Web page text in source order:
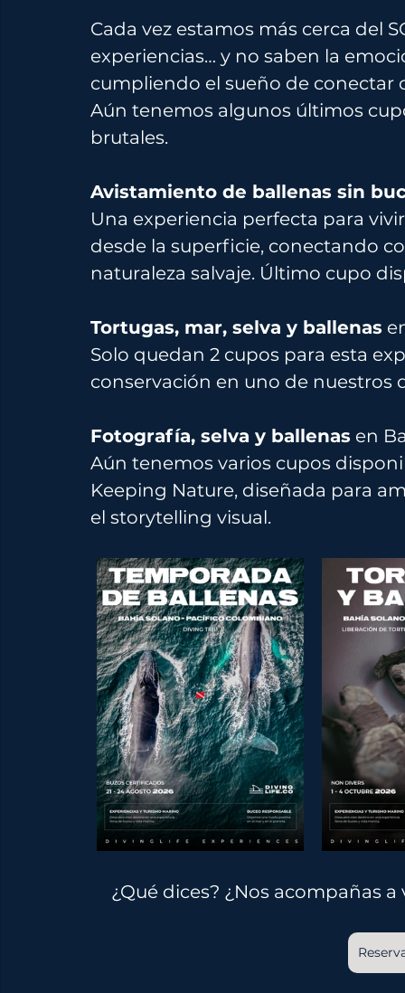
Cada vez estamos más cerca del
experiencias… y no saben la
cumpliendo el sueño de conectar
Aún tenemos algunos últimos
brutales.
Avistamiento de ballenas sin
Una experiencia perfecta para
desde la superficie, conectando
naturaleza salvaje. Último cupo
Tortugas, mar, selva y ballenas
Solo quedan 2 cupos para esta
conservación en uno de nuestros
Fotografía, selva y ballenas en
Aún tenemos varios cupos
Keeping Nature, diseñada para
el storytelling visual.
¿Qué dices? ¿Nos acompañas